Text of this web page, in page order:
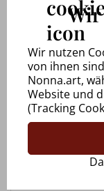
Workshop
lebensfroh
auch in den
was mich
Thema
Uwe
Wir
Wir nutzen
von ihnen
Nonna.art,
Website und
(Tracking